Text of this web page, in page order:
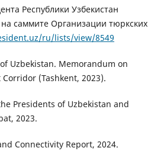
Республики Узбекистан
саммите Организации тюркских
ru/lists/view/8549
Uzbekistan. Memorandum on
(Tashkent, 2023).
Presidents of Uzbekistan and
2023.
Connectivity Report, 2024.